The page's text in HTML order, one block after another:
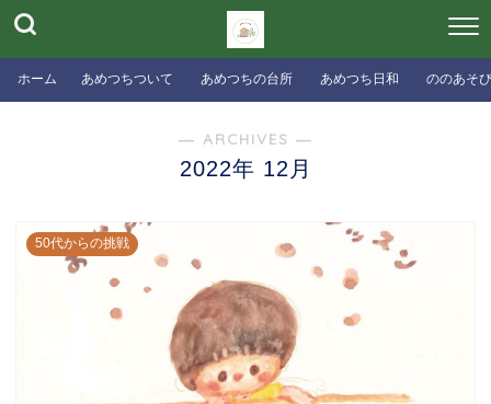
ホーム あめつちついて あめつちの台所 あめつち日和 ののあそ
― ARCHIVES ―
2022年 12月
50代からの挑戦